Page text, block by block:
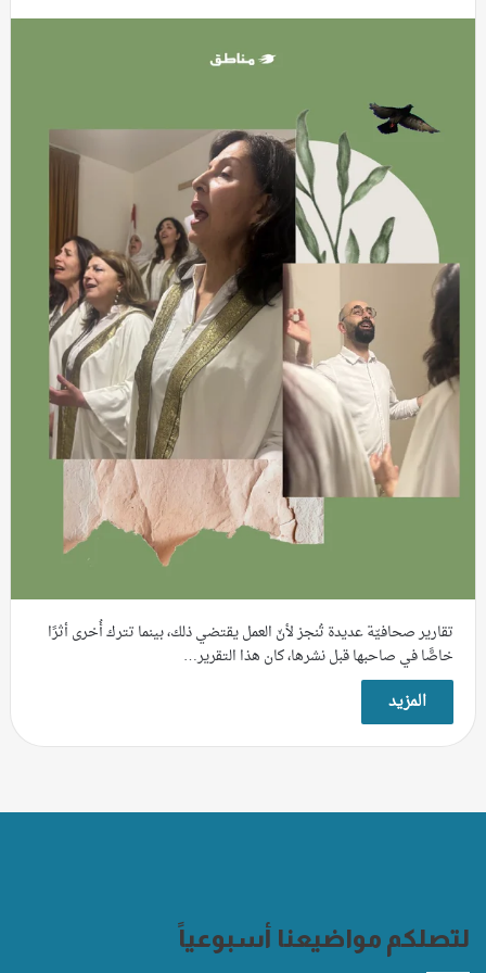
تقارير صحافيّة عديدة تُنجز لأنّ العمل يقتضي ذلك، بينما تترك أُخرى أثرًا
خاصًّا في صاحبها قبل نشرها، كان هذا التقرير…
المزيد
لتصلكم مواضيعنا أسبوعياً